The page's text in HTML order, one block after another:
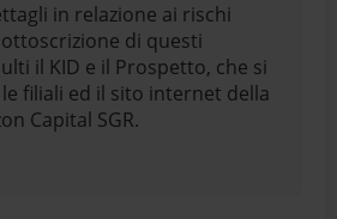
in relazione ai rischi
di questi
il KID e il Prospetto, che si
filiali ed il sito internet della
Capital SGR.